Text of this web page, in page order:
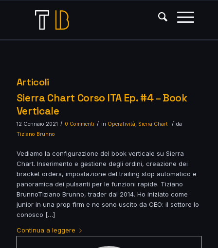
Articoli
Sierra Chart Corso ITA Ep. #4 – Book
Verticale
12 Gennaio 2021 / 0 Commenti / in Operatività, Sierra Chart / da
Tiziano Brunno
Vediamo la configurazione del book verticale su Sierra
Chart. Inserimento e gestione degli ordini, creazione dei
bracket orders, impostazione del trailing stop automatico e
panoramica dei pulsanti per le funzioni rapide. Tiziano
BrunnoTiziano Brunno, trader dal 2014. Ho iniziato come
junior in una prop firm e ne sono uscito da CEO: il settore lo
conosco […]
Continua a leggere